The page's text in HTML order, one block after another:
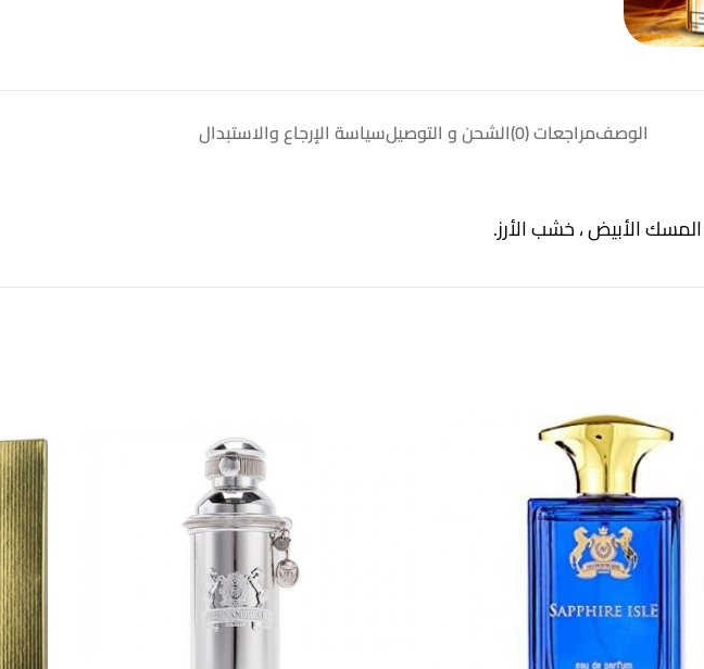
الوصفمراجعات (0) الشحن و التوصيلسياسة الإرجاع والاستبدال
الأبيض ، خشب الأرز.